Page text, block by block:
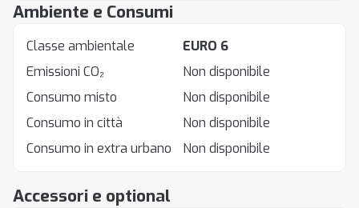
Accessori e optional
Ambiente e Consumi
Classe ambientale
EURO 6
Emissioni CO₂
Non disponibile
Consumo misto
Non disponibile
Consumo in città
Non disponibile
Consumo in extra urbano
Non disponibile